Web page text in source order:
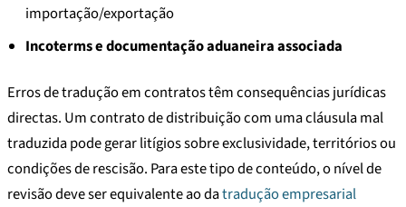
importação/exportação
Incoterms e documentação aduaneira associada
Erros de tradução em contratos têm consequências jurídicas
directas. Um contrato de distribuição com uma cláusula mal
traduzida pode gerar litígios sobre exclusividade, territórios ou
condições de rescisão. Para este tipo de conteúdo, o nível de
revisão deve ser equivalente ao datradução empresarial